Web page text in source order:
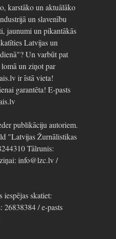
karstāko un aktuālāko
un slavenību
jaunumi un pikantākās
Latvijas un
Un varbūt pat
un ziņot par
ir īstā vieta!
garantēta! E-pasts
publikāciju autoriem.
"Latvijas Žurnālistikas
Tālrunis:
info@lzc.lv /
iespējas skatiet:
/ e-pasts